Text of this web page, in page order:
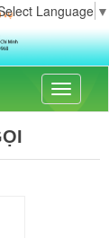
Language ▼
Toggle